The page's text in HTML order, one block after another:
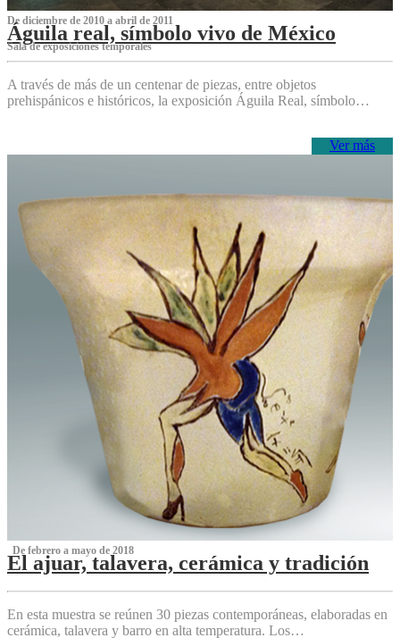
De diciembre de 2010 a abril de 2011
Águila real, símbolo vivo de México
Sala de exposiciones temporales
A través de más de un centenar de piezas, entre objetos
prehispánicos e históricos, la exposición Águila Real, símbolo…
Ver más
‌ De febrero a mayo de 2018
El ajuar, talavera, cerámica y tradición
‌
En esta muestra se reúnen 30 piezas contemporáneas, elaboradas en
cerámica, talavera y barro en alta temperatura. Los…